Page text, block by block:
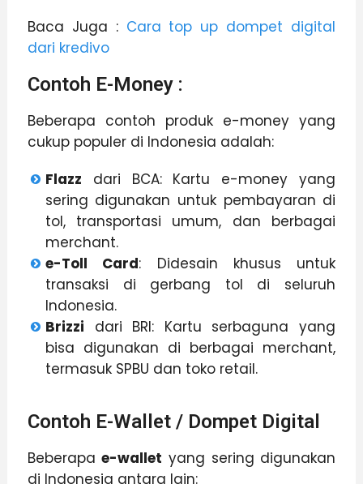
Baca Juga : Cara top up dompet digital
dari kredivo
Contoh E-Money :
Beberapa contoh produk e-money yang
cukup populer di Indonesia adalah:
Flazz dari BCA: Kartu e-money yang
sering digunakan untuk pembayaran di
tol, transportasi umum, dan berbagai
merchant.
e-Toll Card: Didesain khusus untuk
transaksi di gerbang tol di seluruh
Indonesia.
Brizzi dari BRI: Kartu serbaguna yang
bisa digunakan di berbagai merchant,
termasuk SPBU dan toko retail.
Contoh E-Wallet / Dompet Digital
Beberapae-wallet yang sering digunakan
di Indonesia antara lain: